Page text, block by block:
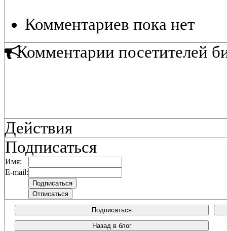
Комментариев пока нет
Комментарии посетителей
Действия
Подписаться
Имя:
E-mail:
Подписаться
Назад в блог